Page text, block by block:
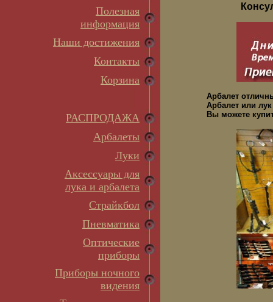
Полезная
информация
Наши достижения
Контакты
Корзина
РАСПРОДАЖА
Арбалеты
Луки
Аксессуары для
лука и арбалета
Страйкбол
Пневматика
Оптические
приборы
Приборы ночного
видения
Арбалет
Арбалет или
Вы можете